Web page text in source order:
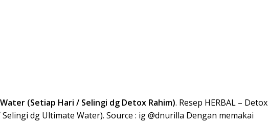
(Setiap Hari / Selingi dg Detox Rahim). Resep HERBAL – Detox
dg Ultimate Water). Source : ig @dnurilla Dengan memakai